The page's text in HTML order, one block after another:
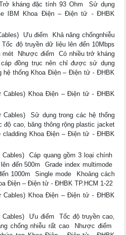
Trở kháng đặc tính 93 Ohm  Sử dụng
IBM Khoa Điện – Điện tử - ĐHBK
 Ưu điểm  Khả năng chốngnhiễu
độ truyền dữ liệu lên đến 10Mbps
 Nhược điểm  Có nhiều trở kháng
đồng trục nên chỉ được sử dụng
hệ thống Khoa Điện – Điện tử - ĐHBK
Cables) Khoa Điện – Điện tử - ĐHBK
Cables)  Sử dụng trong các hệ thống
độ cao, băng thông rộng plastic jacket
cladding Khoa Điện – Điện tử - ĐHBK
 Cáp quang gồm 3 loại chính 
đến 500m  Grade index multimode 
1000m  Single mode  Khoảng cách
Điện – Điện tử - ĐHBK TP.HCM 1-22
Cables) Khoa Điện – Điện tử - ĐHBK
 Ưu điểm  Tốc độ truyền cao,
chống nhiễu rất cao  Nhược điểm 